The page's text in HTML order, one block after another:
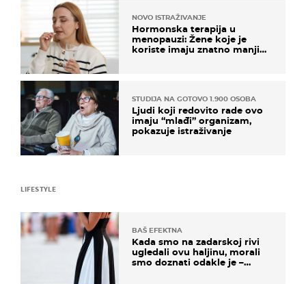
NOVO ISTRAŽIVANJE
Hormonska terapija u
menopauzi: Žene koje je
koriste imaju znatno manji
STUDIJA NA GOTOVO 1.900 OSOBA
Ljudi koji redovito rade ovo
imaju “mlađi” organizam,
pokazuje istraživanje
LIFESTYLE
BAŠ EFEKTNA
Kada smo na zadarskoj rivi
ugledali ovu haljinu, morali
smo doznati odakle je –